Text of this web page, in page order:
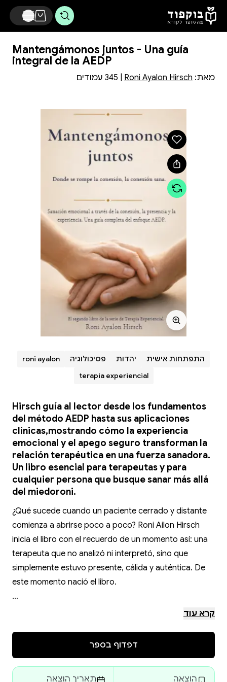
דלג לתוכן הראשי
Mantengámonos juntos - Una guía
integral de la AEDP
מאת: Roni Ayalon Hirsch
התפתחות אישית יהדות פסיכולוגיה
roni ayalon
terapia experiencial
Hirsch guía al lector desde los fundamentos
del método AEDP hasta sus aplicaciones
clínicas,mostrando cómo la experiencia
emocional y el apego seguro transforman la
relación terapéutica en una fuerza sanadora.
Un libro esencial para terapeutas y para
cualquier persona que busque sanar más allá
del miedoroni.
¿Qué sucede cuando un paciente cerrado y distante
comienza a abrirse poco a poco? Roni Ailon Hirsch
inicia el libro con el recuerdo de un momento así: una
terapeuta que no analizó ni interpretó, sino que
simplemente estuvo presente, cálida y auténtica. De
este momento nació el libro.
«Hold Yourself Together» es una guía completa del
poder sanador de la experiencia emocional y el apego
seguro. En lugar de observar el dolor desde fuera,
קרא עוד
דפדוף בספר
הוצאה
תאריך הוצאה